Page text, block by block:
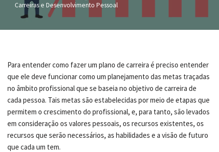
Carreiras e Desenvolvimento Pessoal
Para entender como fazer um plano de carreira é preciso entender
que ele deve funcionar como um planejamento das metas traçadas
no âmbito profissional que se baseia no objetivo de carreira de
cada pessoa. Tais metas são estabelecidas por meio de etapas que
permitem o crescimento do profissional, e, para tanto, são levados
em consideração os valores pessoais, os recursos existentes, os
recursos que serão necessários, as habilidades e a visão de futuro
que cada um tem.